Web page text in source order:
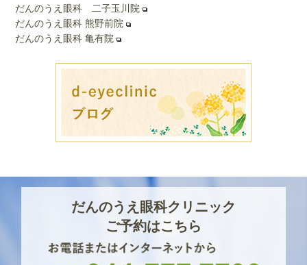
だんのうえ眼科 二子玉川院
だんのうえ眼科 熊野前院
だんのうえ眼科 亀有院
だんのうえ眼科クリニック
ご予約はこちら